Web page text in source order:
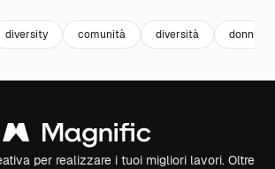
diversity comunità diversità donne
per realizzare i tuoi migliori lavori. Oltre